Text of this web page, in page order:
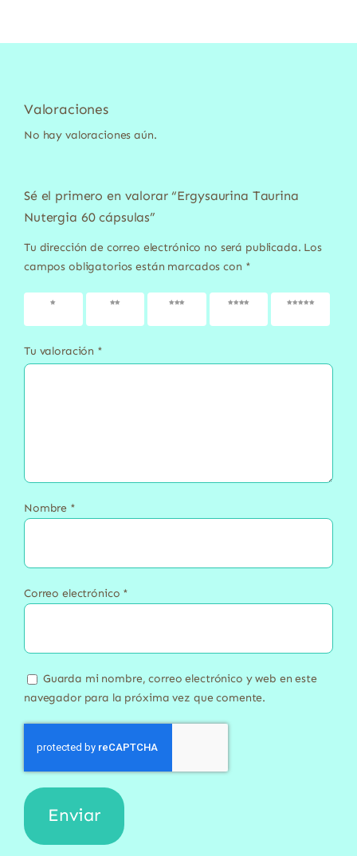
Valoraciones
No hay valoraciones aún.
Sé el primero en valorar “Ergysaurina Taurina
Nutergia 60 cápsulas”
Tu dirección de correo electrónico no será publicada. Los
campos obligatorios están marcados con *
1 de 5
2 de 5
3 de 5
4 de 5
5 de 5
Tu valoración *
Nombre *
Correo electrónico *
Guarda mi nombre, correo electrónico y web en este
navegador para la próxima vez que comente.